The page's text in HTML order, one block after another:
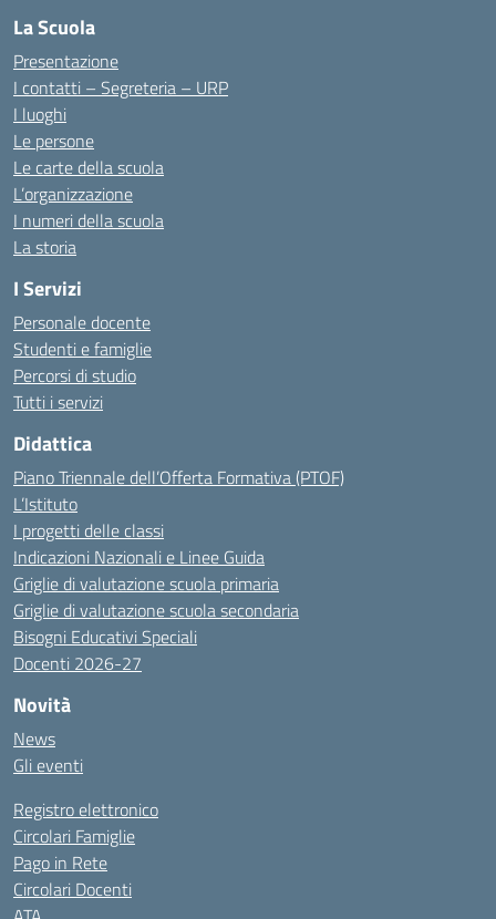
La Scuola
Presentazione
I contatti – Segreteria – URP
I luoghi
Le persone
Le carte della scuola
L’organizzazione
I numeri della scuola
La storia
I Servizi
Personale docente
Studenti e famiglie
Percorsi di studio
Tutti i servizi
Didattica
Piano Triennale dell’Offerta Formativa (PTOF)
L’Istituto
I progetti delle classi
Indicazioni Nazionali e Linee Guida
Griglie di valutazione scuola primaria
Griglie di valutazione scuola secondaria
Bisogni Educativi Speciali
Docenti 2026-27
Novità
News
Gli eventi
Registro elettronico
Circolari Famiglie
Pago in Rete
Circolari Docenti